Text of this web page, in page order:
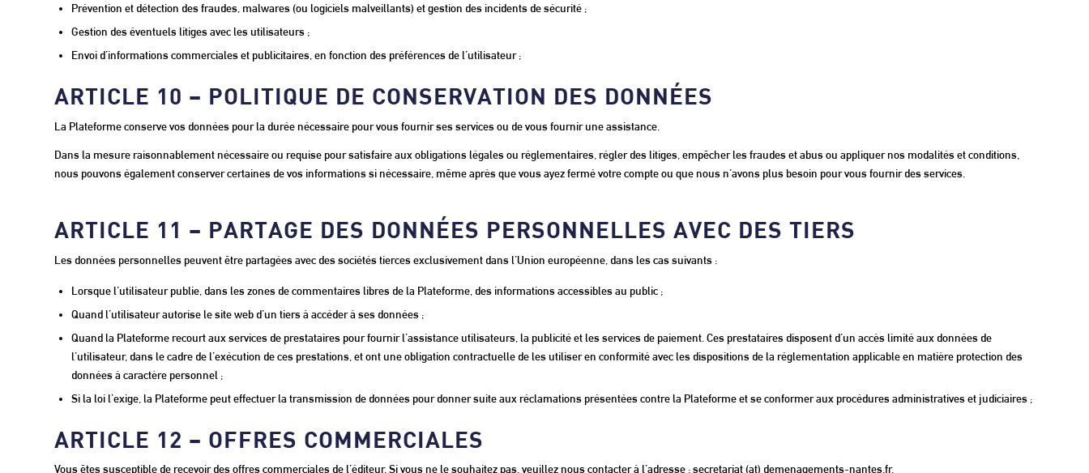
Prévention et détection des fraudes, malwares (ou logiciels malveillants) et gestion des incidents de sécurité ;
Gestion des éventuels litiges avec les utilisateurs ;
Envoi d’informations commerciales et publicitaires, en fonction des préférences de l’utilisateur ;
ARTICLE 10 – POLITIQUE DE CONSERVATION DES DONNÉES
La Plateforme conserve vos données pour la durée nécessaire pour vous fournir ses services ou de vous fournir une assistance.
Dans la mesure raisonnablement nécessaire ou requise pour satisfaire aux obligations légales ou réglementaires, régler des litiges, empêcher les fraudes et abus ou appliquer nos modalités et conditions,
nous pouvons également conserver certaines de vos informations si nécessaire, même après que vous ayez fermé votre compte ou que nous n’avons plus besoin pour vous fournir des services.
ARTICLE 11 – PARTAGE DES DONNÉES PERSONNELLES AVEC DES TIERS
Les données personnelles peuvent être partagées avec des sociétés tierces exclusivement dans l’Union européenne, dans les cas suivants :
Lorsque l’utilisateur publie, dans les zones de commentaires libres de la Plateforme, des informations accessibles au public ;
Quand l’utilisateur autorise le site web d’un tiers à accéder à ses données ;
Quand la Plateforme recourt aux services de prestataires pour fournir l’assistance utilisateurs, la publicité et les services de paiement. Ces prestataires disposent d’un accès limité aux données de
l’utilisateur, dans le cadre de l’exécution de ces prestations, et ont une obligation contractuelle de les utiliser en conformité avec les dispositions de la réglementation applicable en matière protection des
données à caractère personnel ;
Si la loi l’exige, la Plateforme peut effectuer la transmission de données pour donner suite aux réclamations présentées contre la Plateforme et se conformer aux procédures administratives et judiciaires ;
ARTICLE 12 – OFFRES COMMERCIALES
Vous êtes susceptible de recevoir des offres commerciales de l’éditeur. Si vous ne le souhaitez pas, veuillez nous contacter à l’adresse : secretariat (at) demenagements-nantes.fr.